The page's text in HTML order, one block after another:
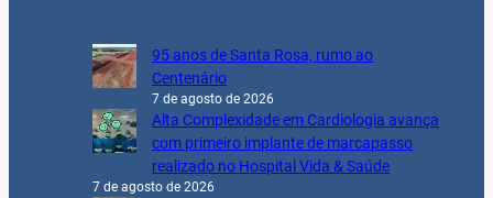
95 anos de Santa Rosa, rumo ao
Centenário
7 de agosto de 2026
Alta Complexidade em Cardiologia avança
com primeiro implante de marcapasso
realizado no Hospital Vida & Saúde
7 de agosto de 2026